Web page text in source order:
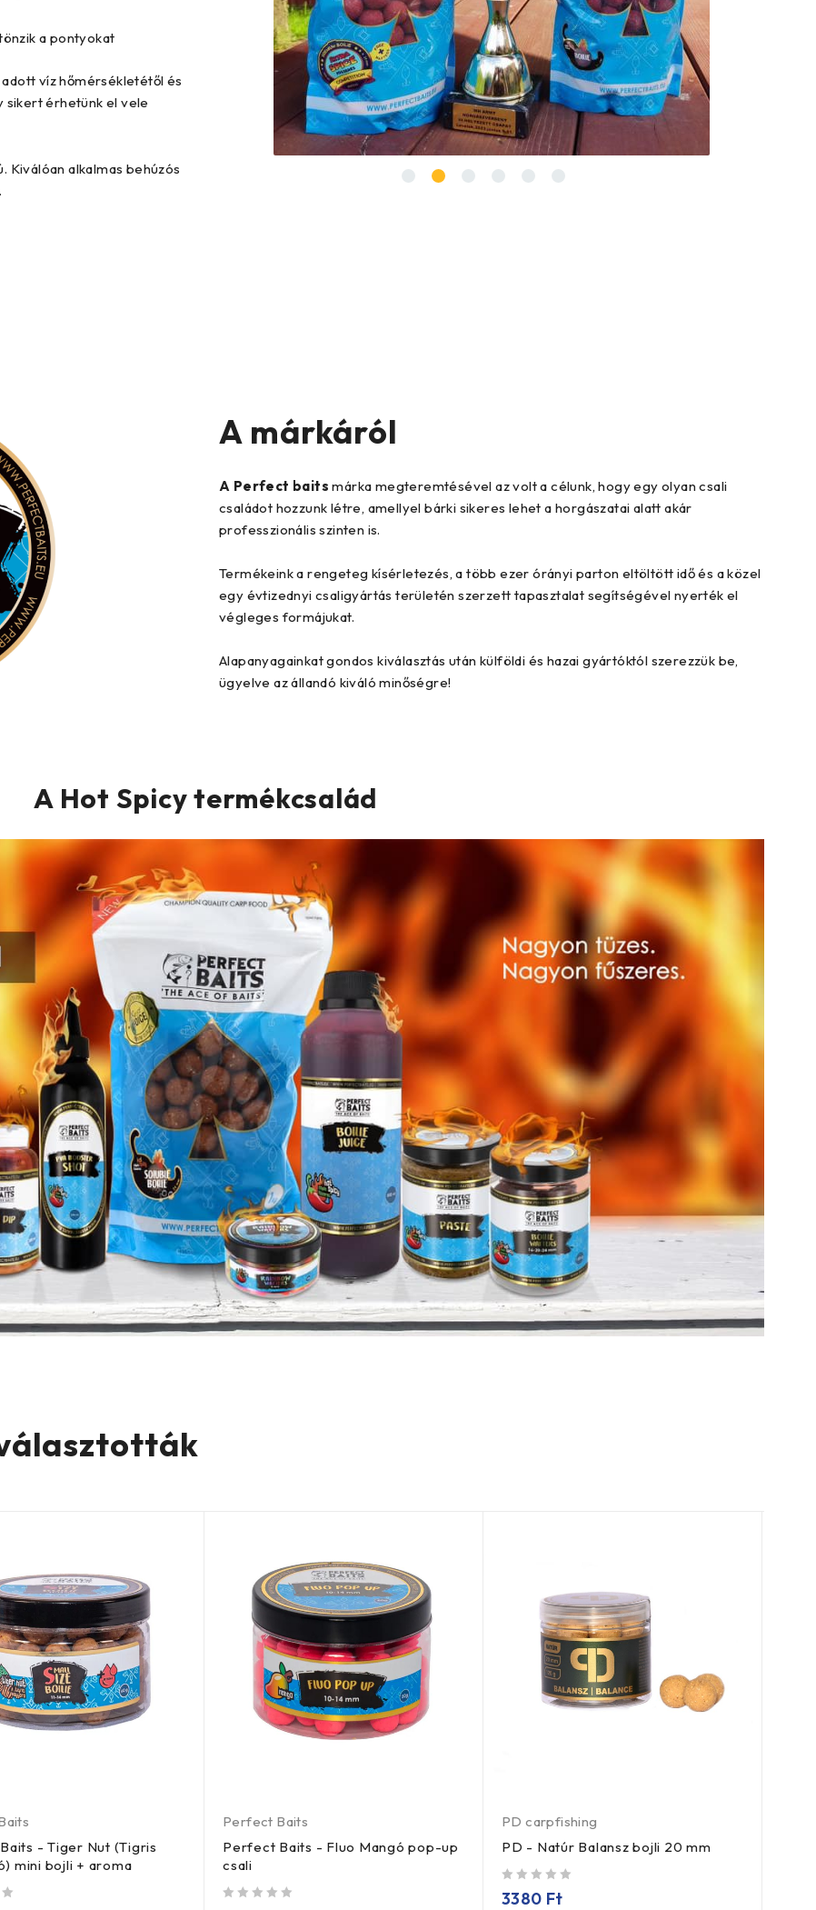
a pontyokat
víz hőmérsékletétől és
sikert érhetünk el vele
Kiválóan alkalmas behúzós
A márkáról
A Perfect baits márka megteremtésével az volt a célunk, hogy egy olyan csali
családot hozzunk létre, amellyel bárki sikeres lehet a horgászatai alatt akár
professzionális szinten is.
Termékeink a rengeteg kísérletezés, a több ezer órányi parton eltöltött idő és a közel
egy évtizednyi csaligyártás területén szerzett tapasztalat segítségével nyerték el
végleges formájukat.
Alapanyagainkat gondos kiválasztás után külföldi és hazai gyártóktól szerezzük be,
ügyelve az állandó kiváló minőségre!
A Hot Spicy termékcsalád
- Tiger Nut (Tigris
mini bojli + aroma
Perfect Baits
Perfect Baits - Fluo Mangó pop-up
csali
PD carpfishing
PD - Natúr Balansz bojli 20 mm
3380 Ft